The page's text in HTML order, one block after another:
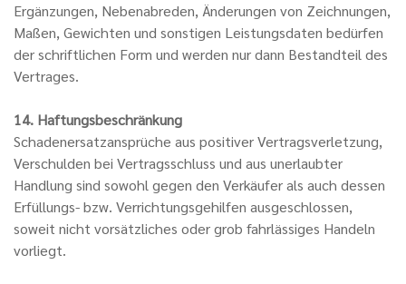
Ergänzungen, Nebenabreden, Änderungen von Zeichnungen,
Maßen, Gewichten und sonstigen Leistungsdaten bedürfen
der schriftlichen Form und werden nur dann Bestandteil des
Vertrages.
14. Haftungsbeschränkung
Schadenersatzansprüche aus positiver Vertragsverletzung,
Verschulden bei Vertragsschluss und aus unerlaubter
Handlung sind sowohl gegen den Verkäufer als auch dessen
Erfüllungs- bzw. Verrichtungsgehilfen ausgeschlossen,
soweit nicht vorsätzliches oder grob fahrlässiges Handeln
vorliegt.